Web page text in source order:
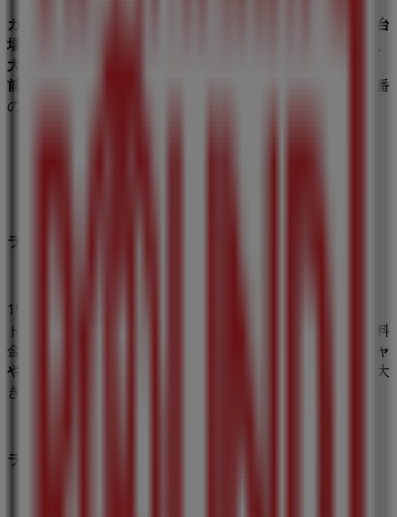
カラオケバンバン、まねきねこ
お台
場ダイバーシティ、スポッチャ、滋賀、佐賀、長崎、池袋、
大津、武蔵村山、宜野湾、上里、新三郷、すすきの、千日
前、浜大津
の定番
のほか、
ラウンドワンの沿革
1980年に遊技場の経営として創業。当初はローラースケー
ト場を経営し、その後ボーリング場を開設しました。安い料
金で、体を動かしながら楽しめるゲームを揃えた
スポッチャ
や、カラオケ、ボーリング
を楽しめる施設が人気となり、大
きく売り上げを伸ばして居ます。
ラウンドワンのお得情報